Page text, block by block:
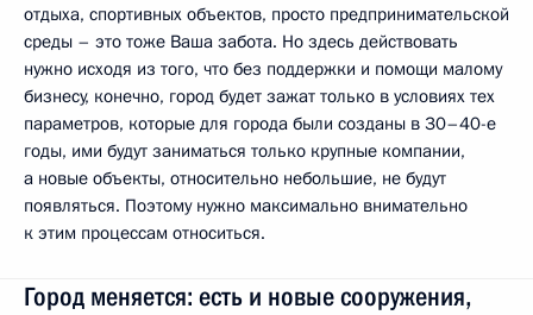
отдыха, спортивных объектов, просто предпринимательской
среды – это тоже Ваша забота. Но здесь действовать
нужно исходя из того, что без поддержки и помощи малому
бизнесу, конечно, город будет зажат только в условиях тех
параметров, которые для города были созданы в 30–40-е
годы, ими будут заниматься только крупные компании,
а новые объекты, относительно небольшие, не будут
появляться. Поэтому нужно максимально внимательно
к этим процессам относиться.
Город меняется: есть и новые сооружения,